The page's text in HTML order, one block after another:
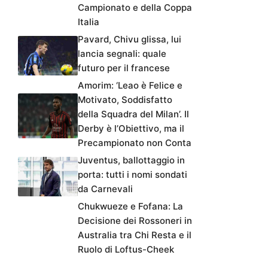
Campionato e della Coppa
Italia
Pavard, Chivu glissa, lui
lancia segnali: quale
futuro per il francese
Amorim: ‘Leao è Felice e
Motivato, Soddisfatto
della Squadra del Milan’. Il
Derby è l’Obiettivo, ma il
Precampionato non Conta
Juventus, ballottaggio in
porta: tutti i nomi sondati
da Carnevali
Chukwueze e Fofana: La
Decisione dei Rossoneri in
Australia tra Chi Resta e il
Ruolo di Loftus-Cheek